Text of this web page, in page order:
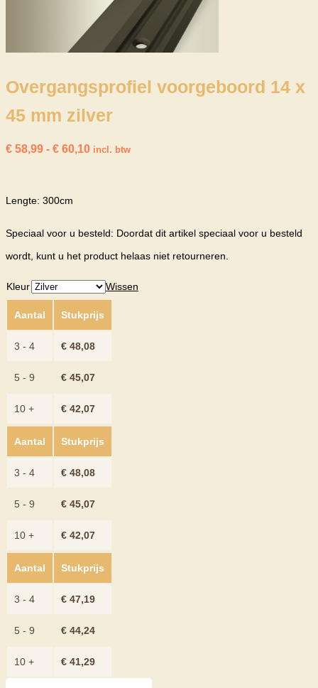
Overgangsprofiel voorgeboord 14 x
45 mm zilver
€ 58,99 - € 60,10Prijsklasse:
incl. btw
Lengte: 300cm
Speciaal voor u besteld: Doordat dit artikel speciaal voor u besteld
wordt, kunt u het product helaas niet retourneren.
Kleur Wissen
Aantal Stukprijs
3 - 4 € 48,08
5 - 9 € 45,07
10 + € 42,07
Aantal Stukprijs
3 - 4 € 48,08
5 - 9 € 45,07
10 + € 42,07
Aantal Stukprijs
3 - 4 € 47,19
5 - 9 € 44,24
10 + € 41,29